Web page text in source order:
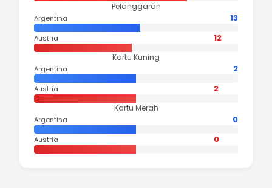
Pelanggaran
Argentina 13
Austria 12
Kartu Kuning
Argentina 2
Austria 2
Kartu Merah
Argentina 0
Austria 0